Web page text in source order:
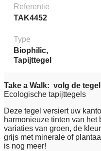
Referentie
TAK4452
Type
Biophilic,
Tapijttegel
Take a Walk: volg de
Ecologische tapijttegels
Deze tegel versiert uw
harmonieuze tinten van het
variaties van groen, de
grijs met minerale of
is nog meer!